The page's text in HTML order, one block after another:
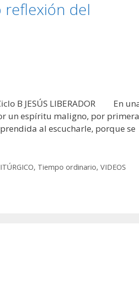
del
B JESÚS LIBERADOR En
un espíritu maligno, por primera
al escucharle, porque se
, Tiempo ordinario,VIDEOS